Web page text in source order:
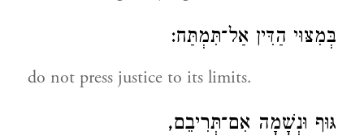
בְּמִצּוּי הַדִּין אַל־תִּמְתַּח:
do not press justice to its limits.
גּוּף וּנְשָׁמָה אִם־תְּרִיבֵם,